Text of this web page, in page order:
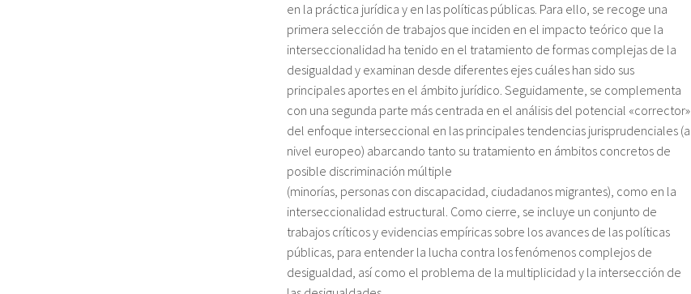
en la práctica jurídica y en las políticas públicas. Para ello, se recoge una
primera selección de trabajos que inciden en el impacto teórico que la
interseccionalidad ha tenido en el tratamiento de formas complejas de la
desigualdad y examinan desde diferentes ejes cuáles han sido sus
principales aportes en el ámbito jurídico. Seguidamente, se complementa
con una segunda parte más centrada en el análisis del potencial «corrector»
del enfoque interseccional en las principales tendencias jurisprudenciales (a
nivel europeo) abarcando tanto su tratamiento en ámbitos concretos de
posible discriminación múltiple
(minorías, personas con discapacidad, ciudadanos migrantes), como en la
interseccionalidad estructural. Como cierre, se incluye un conjunto de
trabajos críticos y evidencias empíricas sobre los avances de las políticas
públicas, para entender la lucha contra los fenómenos complejos de
desigualdad, así como el problema de la multiplicidad y la intersección de